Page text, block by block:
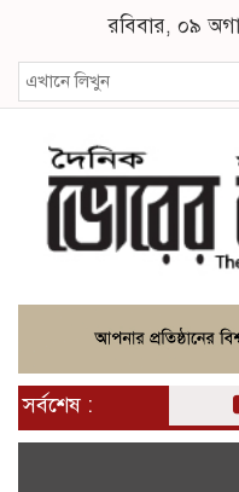
রবিবার, ০৯
সর্বশেষ :